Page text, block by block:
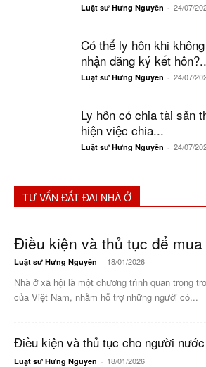
Luật sư Hưng Nguyên - 24/07/
Có thể ly hôn khi
nhận đăng ký kết
Luật sư Hưng Nguyên - 24/07/
Ly hôn có chia tài sản
hiện việc chia...
Luật sư Hưng Nguyên - 24/07/
TƯ VẤN ĐẤT ĐAI NHÀ Ở
Điều kiện và thủ tục để
Luật sư Hưng Nguyên - 18/01/2026
Nhà ở xã hội là một chương trình quan trọng
của Việt Nam, nhằm hỗ trợ những người có...
Điều kiện và thủ tục cho người
Luật sư Hưng Nguyên - 18/01/2026